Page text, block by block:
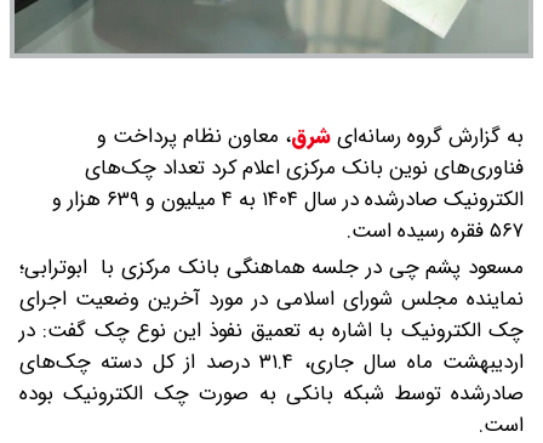
به گزارش گروه رسانه‌ایشرق، معاون نظام پرداخت و
فناوری‌های نوین بانک مرکزی اعلام کرد تعداد چک‌های
الکترونیک صادرشده در سال ۱۴۰۴ به ۴ میلیون و ۶۳۹ هزار و
۵۶۷ فقره رسیده است.
مسعود پشم چی در جلسه هماهنگی بانک مرکزی با ابوترابی؛
نماینده مجلس شورای اسلامی در مورد آخرین وضعیت اجرای
چک الکترونیک با اشاره به تعمیق نفوذ این نوع چک گفت: در
اردیبهشت ماه سال جاری، ۳۱.۴ درصد از کل دسته چک‌های
صادرشده توسط شبکه بانکی به صورت چک الکترونیک بوده
است.